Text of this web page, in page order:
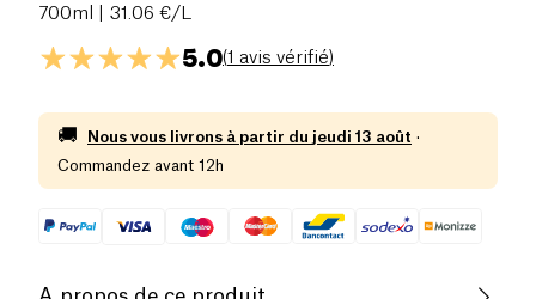
700ml | 31.06 €/L
5.0(1 avis vérifié)
🚚 Nous vous livrons à partir du jeudi 13 août ·
Commandez avant 12h